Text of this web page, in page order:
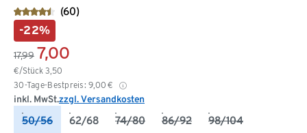
(60)
-22%
17,99 7,00
€/Stück 3,50
30-Tage-Bestpreis: 9,00 €
inkl. MwSt.zzgl. Versandkosten
50/56 62/68 74/80 86/92 98/104